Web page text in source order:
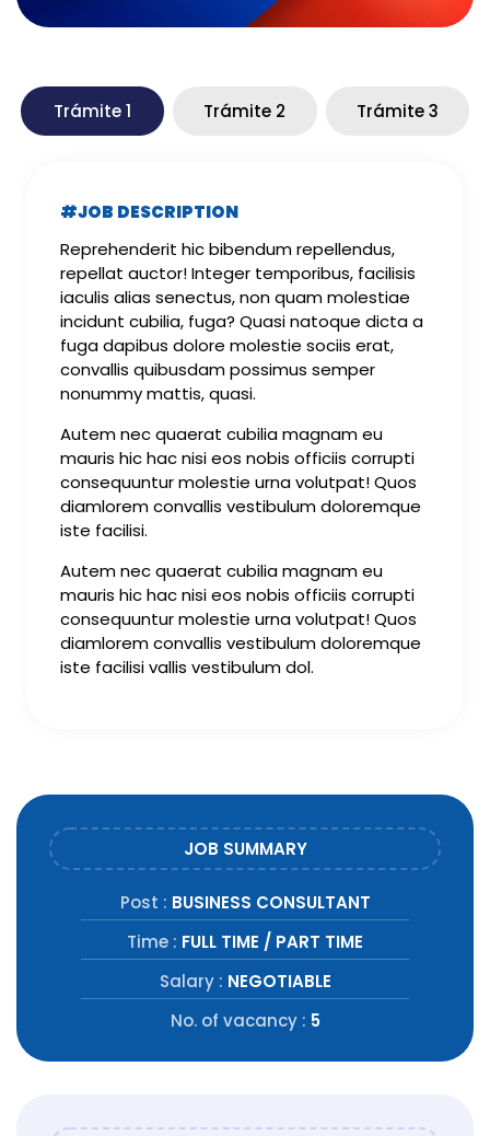
Trámite 1 Trámite 2 Trámite 3
#JOB DESCRIPTION
Reprehenderit hic bibendum repellendus,
repellat auctor! Integer temporibus, facilisis
iaculis alias senectus, non quam molestiae
incidunt cubilia, fuga? Quasi natoque dicta a
fuga dapibus dolore molestie sociis erat,
convallis quibusdam possimus semper
nonummy mattis, quasi.
Autem nec quaerat cubilia magnam eu
mauris hic hac nisi eos nobis officiis corrupti
consequuntur molestie urna volutpat! Quos
diamlorem convallis vestibulum doloremque
iste facilisi.
Autem nec quaerat cubilia magnam eu
mauris hic hac nisi eos nobis officiis corrupti
consequuntur molestie urna volutpat! Quos
diamlorem convallis vestibulum doloremque
iste facilisi vallis vestibulum dol.
JOB SUMMARY
Post : BUSINESS CONSULTANT
Time : FULL TIME / PART TIME
Salary : NEGOTIABLE
No. of vacancy : 5